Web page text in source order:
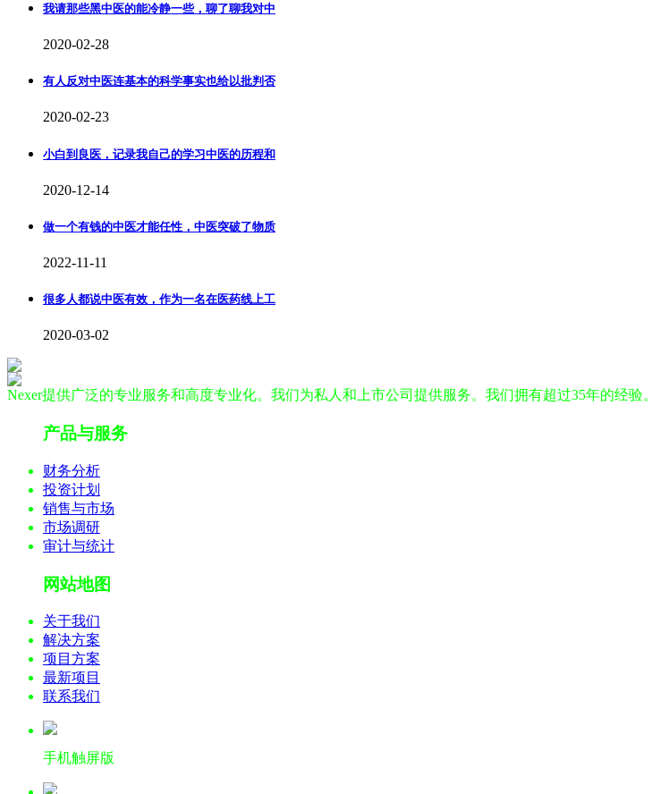
我请那些黑中医的能冷静一些，聊了聊我对中
2020-02-28
有人反对中医连基本的科学事实也给以批判否
2020-02-23
小白到良医，记录我自己的学习中医的历程和
2020-12-14
做一个有钱的中医才能任性，中医突破了物质
2022-11-11
很多人都说中医有效，作为一名在医药线上工
2020-03-02
Nexer提供广泛的专业服务和高度专业化。我们为私人和上市公司提供服务。我们拥有超过35年的经验。
产品与服务
财务分析
投资计划
销售与市场
市场调研
审计与统计
网站地图
关于我们
解决方案
项目方案
最新项目
联系我们
手机触屏版